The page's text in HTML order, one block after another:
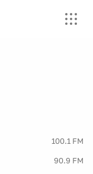
100.1 FM
90.9 FM